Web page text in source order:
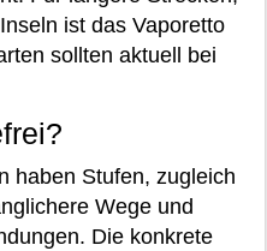
ist das Vaporetto
sollten aktuell bei
haben Stufen, zugleich
Wege und
Die konkrete